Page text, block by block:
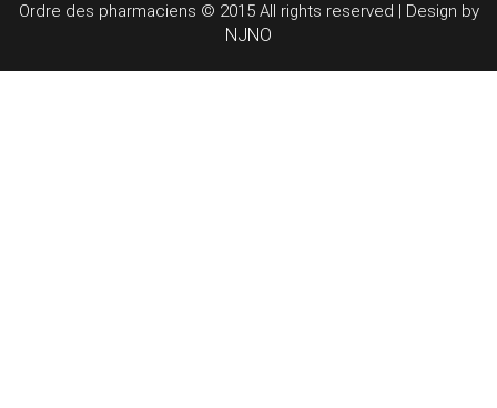
Ordre des pharmaciens © 2015 All rights reserved | Design by
NJNO